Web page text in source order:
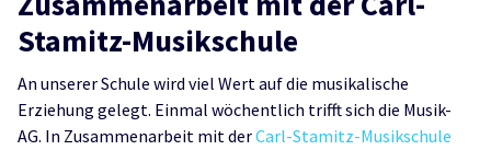
Stamitz-Musikschule
An unserer Schule wird viel Wert auf die musikalische
Erziehung gelegt. Einmal wöchentlich trifft sich die Musik-
AG. In Zusammenarbeit mit derCarl-Stamitz-Musikschule